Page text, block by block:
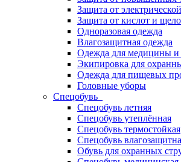
Защита от
Защита от кислот и
Одноразовая одежда
Влагозащитная одежда
Одежда для медицины и
Экипировка для
Одежда для пищевых
Головные уборы
Спецобувь
Спецобувь летняя
Спецобувь утеплённая
Спецобувь термостойкая
Спецобувь
Обувь для охранных